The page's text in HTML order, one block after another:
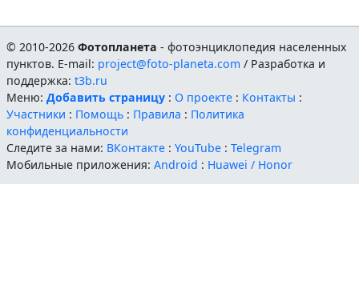
© 2010-2026Фотопланета - фотоэнциклопедия населенных
пунктов. E-mail: project@foto-planeta.com / Разработка и
поддержка:t3b.ru
Меню:Добавить страницу : О проекте : Контакты :
Участники : Помощь : Правила : Политика
конфиденциальности
Следите за нами: ВКонтакте :YouTube :Telegram
Мобильные приложения:Android : Huawei / Honor